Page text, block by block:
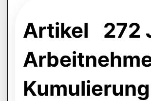
Artikel 272